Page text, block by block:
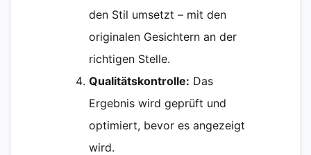
den Stil umsetzt – mit den
originalen Gesichtern an der
richtigen Stelle.
Qualitätskontrolle: Das
Ergebnis wird geprüft und
optimiert, bevor es angezeigt
wird.